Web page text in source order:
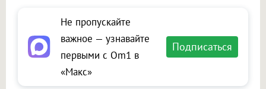
Не пропускайте
важное — узнавайте
первыми с Om1 в
«Макс»
Подписаться